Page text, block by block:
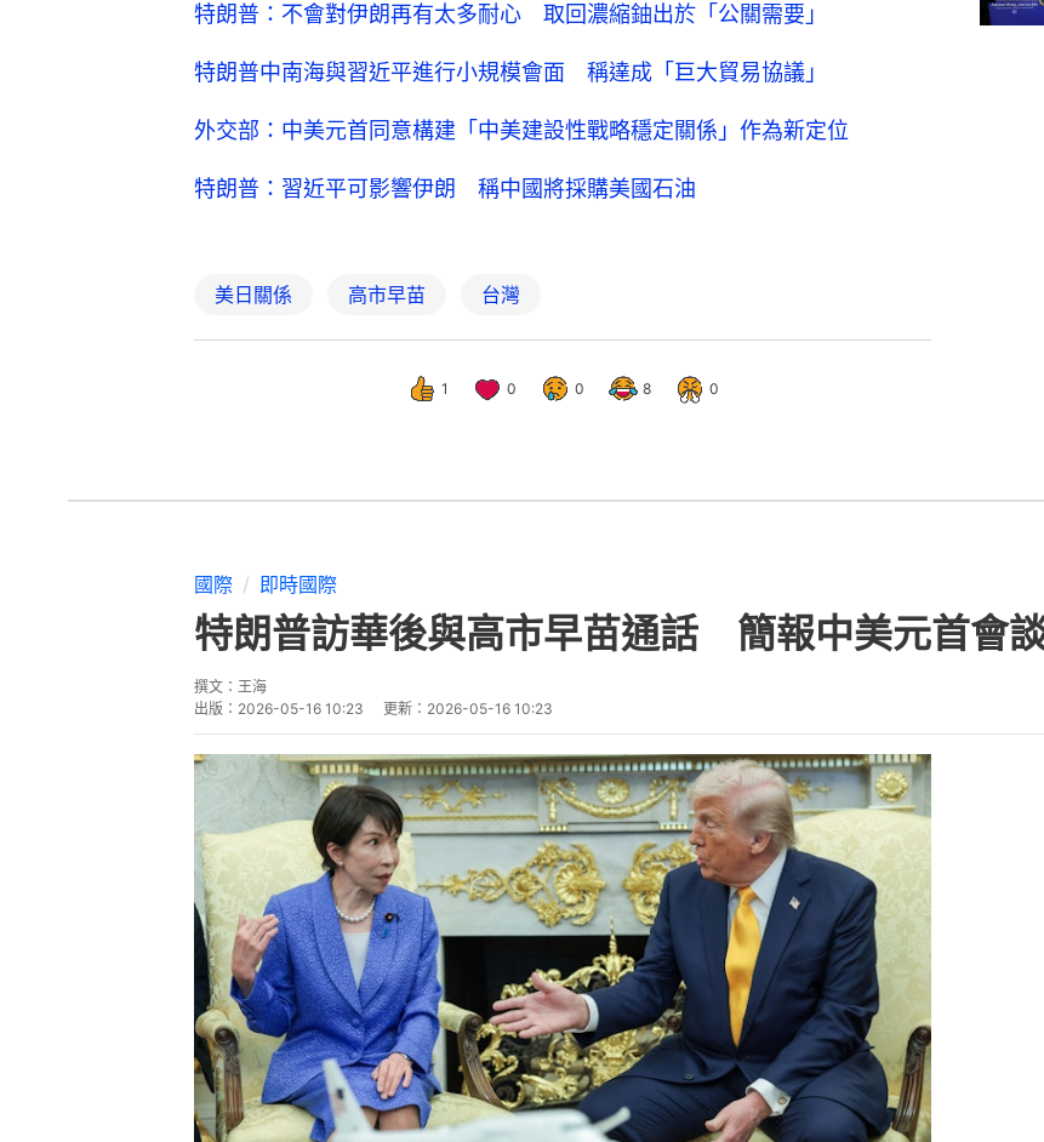
特朗普：不會對伊朗再有太多耐心 取回濃縮鈾出於「公關需要」
特朗普中南海與習近平進行小規模會面 稱達成「巨大貿易協議」
外交部：中美元首同意構建「中美建設性戰略穩定關係」作為新定位
特朗普：習近平可影響伊朗 稱中國將採購美國石油
美日關係 高市早苗 台灣
1 0 0 8 0
國際 即時國際
特朗普訪華後與高市早苗通話 簡報中美元首會
撰文： 王海
出版： 2026-05-16 10:23 更新： 2026-05-16 10:23